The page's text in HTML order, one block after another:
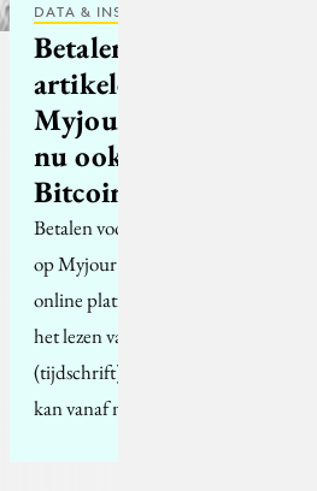
DATA & INSIGHTS
Betalen voor
artikelen in
Myjour kan
nu ook met
Bitcoins
Betalen voor artikelen
op Myjour.com -het
online platform voor
het lezen van losse
(tijdschrift)artikelen –
kan vanaf nu ook met…